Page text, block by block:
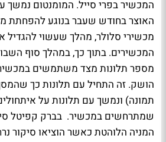
המכשיר בפרי סייל. המומנטום
האוצר בחודש שעבר בנוגע להפחתת
מכשירי סלולר, מהלך שעשוי להגדיל
המכשירים. בתוך כך, במהלך סוף
הושק. זה התחיל עם תלונות כך
תמונה) ונמשך עם תלונות על
שמתרחשים במכשיר. בברק קפיטל
המניה הלוהטת כאשר הוציאו סיקור